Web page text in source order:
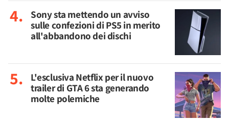
Sony sta mettendo un avviso
sulle confezioni di PS5 in merito
all'abbandono dei dischi
L'esclusiva Netflix per il nuovo
trailer di GTA 6 sta generando
molte polemiche